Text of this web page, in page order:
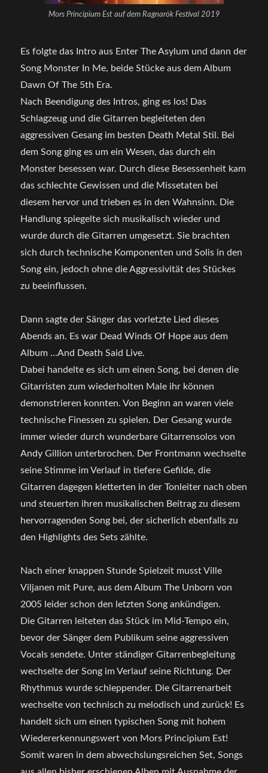
Mors Principium Est auf dem Ragnarök Festival 2019
Es folgte das Intro aus Enter The Asylum und dann der
Song Monster In Me, beide Stücke aus dem Album
Dawn Of The 5th Era.
Nach Beendigung des Intros, ging es los! Das
Schlagzeug und die Gitarren begleiteten den
aggressiven Gesang im besten Death Metal Stil. Bei
dem Song ging es um ein Wesen, das durch ein
Monster besessen war. Durch diese Besessenheit kam
das schlechte Gewissen und die Missetaten bei
diesem hervor und trieben es in den Wahnsinn. Die
Handlung spiegelte sich musikalisch wieder und
wurde durch die Gitarren umgesetzt. Sie brachten
sich durch technische Komponenten und Solis in den
Song ein, jedoch ohne die Aggressivität des Stückes
zu beeinflussen.
Dann sagte der Sänger das vorletzte Lied dieses
Abends an. Es war Dead Winds Of Hope aus dem
Album …And Death Said Live.
Dabei handelte es sich um einen Song, bei denen die
Gitarristen zum wiederholten Male ihr können
demonstrieren konnten. Von Beginn an waren viele
technische Finessen zu spielen. Der Gesang wurde
immer wieder durch wunderbare Gitarrensolos von
Andy Gillion unterbrochen. Der Frontmann wechselte
seine Stimme im Verlauf in tiefere Gefilde, die
Gitarren dagegen kletterten in der Tonleiter nach oben
und steuerten ihren musikalischen Beitrag zu diesem
hervorragenden Song bei, der sicherlich ebenfalls zu
den Highlights des Sets zählte.
Nach einer knappen Stunde Spielzeit musst Ville
Viljanen mit Pure, aus dem Album The Unborn von
2005 leider schon den letzten Song ankündigen.
Die Gitarren leiteten das Stück im Mid-Tempo ein,
bevor der Sänger dem Publikum seine aggressiven
Vocals sendete. Unter ständiger Gitarrenbegleitung
wechselte der Song im Verlauf seine Richtung. Der
Rhythmus wurde schleppender. Die Gitarrenarbeit
wechselte von technisch zu melodisch und zurück! Es
handelt sich um einen typischen Song mit hohem
Wiedererkennungswert von Mors Principium Est!
Somit waren in dem abwechslungsreichen Set, Songs